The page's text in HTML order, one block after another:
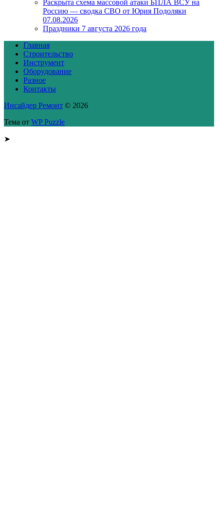
Раскрыта схема массовой атаки БПЛА ВСУ на
Россию — сводка СВО от Юрия Подоляки
07.08.2026
Праздники 7 августа 2026 года
Главная
Строительство
Инструмент
Оборудование
Разное
Контакты
Инсайдер Ремонт © 2026
Тема от WP Puzzle
➤